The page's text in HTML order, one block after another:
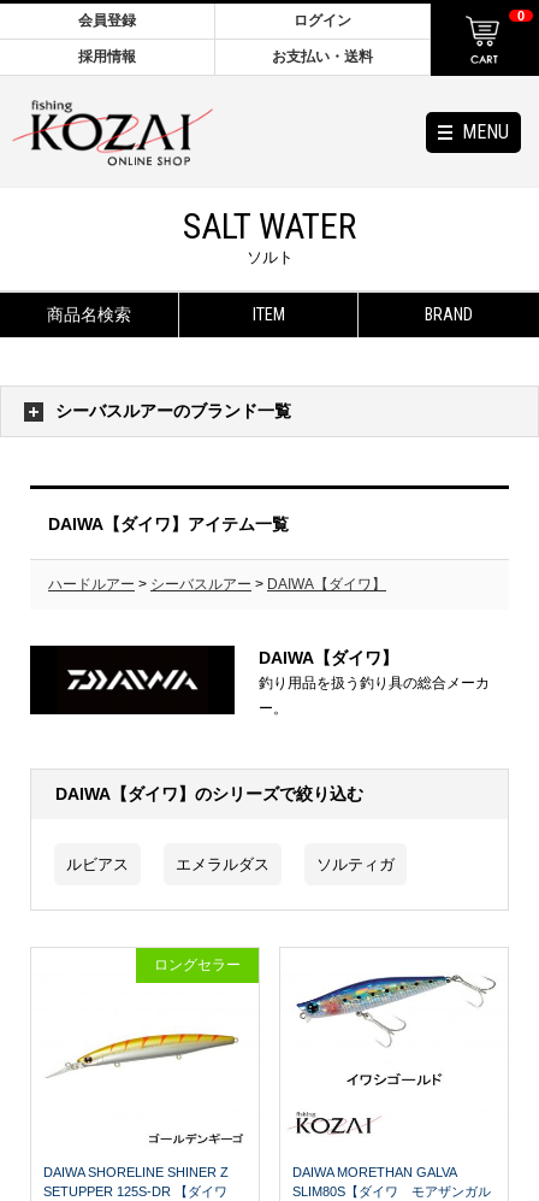
MENU
会員登録 ログイン
採用情報 お支払い・送料
0
SALT WATER
ソルト
商品名検索 ITEM BRAND
シーバスルアーのブランド一覧
DAIWA【ダイワ】アイテム一覧
ハードルアー > シーバスルアー > DAIWA【ダイワ】
DAIWA【ダイワ】
釣り用品を扱う釣り具の総合メーカ
ー。
DAIWA【ダイワ】のシリーズで絞り込む
ルビアス エメラルダス ソルティガ
DAIWA SHORELINE SHINER Z
SETUPPER 125S-DR 【ダイワ
ロングセラー
DAIWA MORETHAN GALVA
SLIM80S【ダイワ モアザンガル